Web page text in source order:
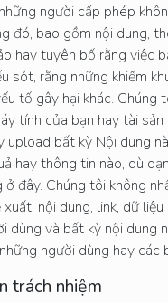
người cấp phép
đó, bao gồm nội dung,
hay tuyên bố rằng việc
sót, rằng những khiếm
tố gây hại khác. Chúng
tính của bạn hay tài
upload bất kỳ Nội dung
hay thông tin nào, dù
ở đây. Chúng tôi không
xuất, nội dung, link, dữ
dùng và bất kỳ nội dung
người dùng hay các
trách nhiệm